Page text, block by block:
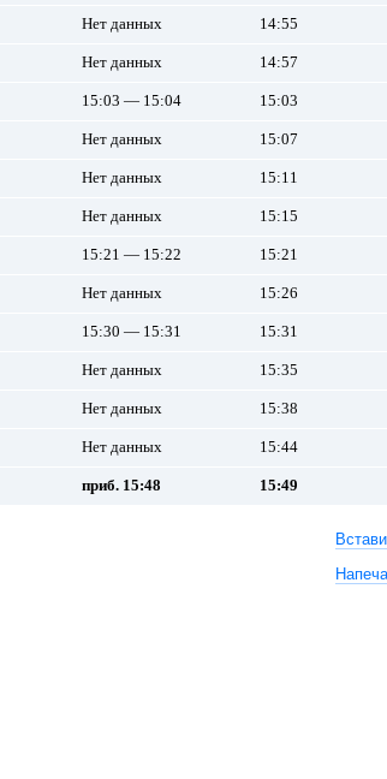
Нет данных 14:55
Нет данных 14:57
15:03 — 15:04 15:03
Нет данных 15:07
Нет данных 15:11
Нет данных 15:15
15:21 — 15:22 15:21
Нет данных 15:26
15:30 — 15:31 15:31
Нет данных 15:35
Нет данных 15:38
Нет данных 15:44
приб. 15:48 15:49